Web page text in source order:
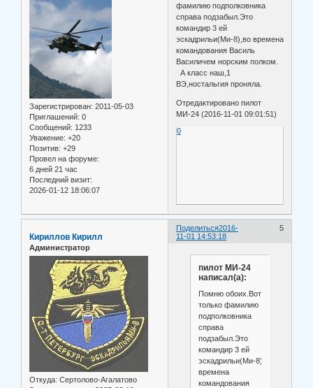
Зарегистрирован: 2011-05-03
Приглашений: 0
Сообщений: 1233
Уважение: +20
Позитив: +29
Провел на форуме:
6 дней 21 час
Последний визит:
2026-01-12 18:06:07
фамилию подполковника
справа подзабыл.Это
командир 3 ей
эскадрильи(Ми-8),во времена
командования Василь
Василичем норским полком.
А класс наш,1
ВЭ,ностальгия проняла.
Отредактировано пилот
МИ-24 (2016-11-01 09:01:51)
0
Поделиться 5
2016-
11-01 14:53:18
Кириллов Кирилл
Администратор
Откуда: Сертолово-Агалатово
пилот МИ-24
написал(а):
Помню обоих.Вот
только фамилию
подполковника
справа
подзабыл.Это
командир 3 ей
эскадрильи(Ми-8),во
времена
командования